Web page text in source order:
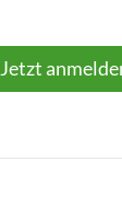
Jetzt